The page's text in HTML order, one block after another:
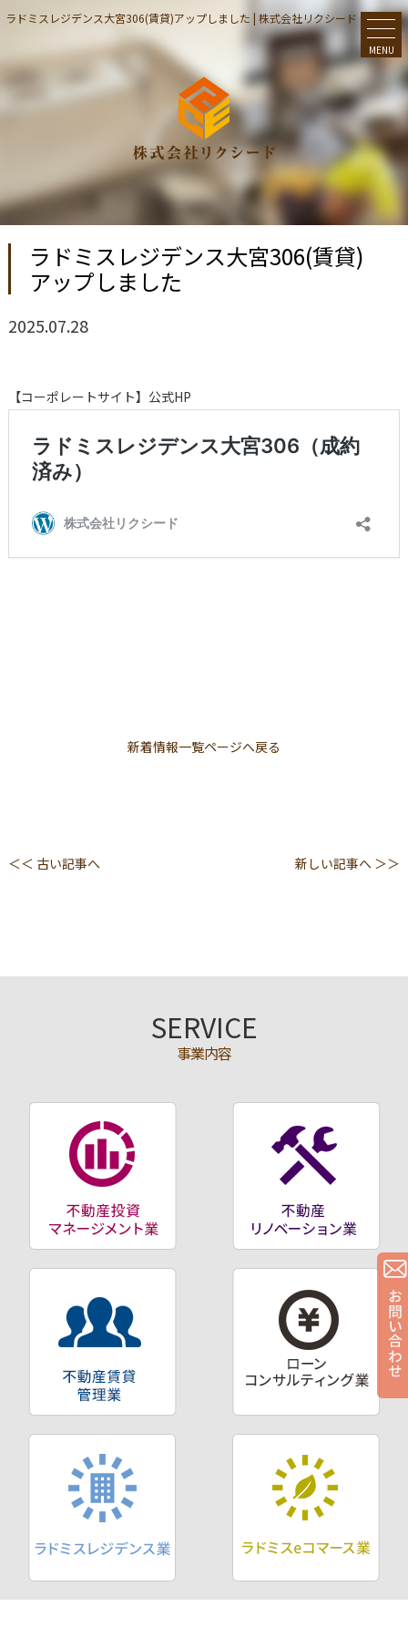
ラドミスレジデンス大宮306(賃貸)アップしました | 株式会社リクシード
MENU
ラドミスレジデンス大宮306(賃貸)
アップしました
2025.07.28
【コーポレートサイト】公式HP
新着情報一覧ページへ戻る
＜＜ 古い記事へ 新しい記事へ ＞＞
SERVICE
事業内容